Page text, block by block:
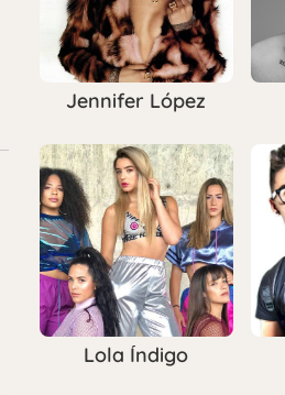
Jennifer López
Lola Índigo